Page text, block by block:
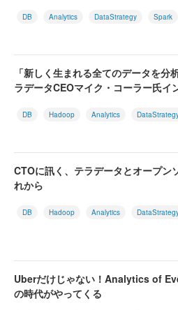
DB Analytics DataStrategy Spark
「新しく生まれる全てのデータを分
ラデータCEOマイク・コーラー氏イ
DB Hadoop Analytics
CTOに訊く、テラデータとオープン
れから
DB Hadoop Analytics
Uberだけじゃない！Analytics of
の時代がやってくる